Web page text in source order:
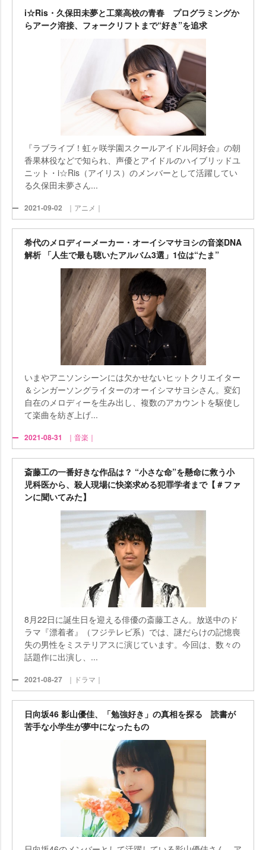
i☆Ris・久保田未夢と工業高校の青春 プログラミングか
らアーク溶接、フォークリフトまで“好き”を追求
『ラブライブ！虹ヶ咲学園スクールアイドル同好会』の朝
香果林役などで知られ、声優とアイドルのハイブリッドユ
ニット・i☆Ris（アイリス）のメンバーとして活躍してい
る久保田未夢さん...
2021-09-02 ｜アニメ｜
希代のメロディーメーカー・オーイシマサヨシの音楽DNA
解析 「人生で最も聴いたアルバム3選」1位は“たま”
いまやアニソンシーンには欠かせないヒットクリエイター
＆シンガーソングライターのオーイシマサヨシさん。変幻
自在のメロディーを生み出し、複数のアカウントを駆使し
て楽曲を紡ぎ上げ...
2021-08-31 ｜音楽｜
斎藤工の一番好きな作品は？ “小さな命”を懸命に救う小
児科医から、殺人現場に快楽求める犯罪学者まで【＃ファ
ンに聞いてみた】
8月22日に誕生日を迎える俳優の斎藤工さん。放送中のド
ラマ『漂着者』（フジテレビ系）では、謎だらけの記憶喪
失の男性をミステリアスに演じています。今回は、数々の
話題作に出演し、...
2021-08-27 ｜ドラマ｜
日向坂46 影山優佳、「勉強好き」の真相を探る 読書が
苦手な小学生が夢中になったもの